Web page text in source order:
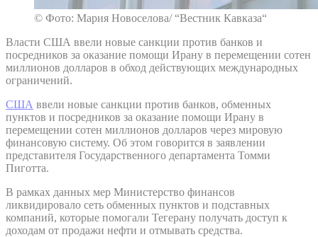
© Фото: Мария Новоселова/ “Вестник Кавказа“
Власти США ввели новые санкции против банков и
посредников за оказание помощи Ирану в перемещении сотен
миллионов долларов в обход действующих международных
ограничений.
США ввели новые санкции против банков, обменных
пунктов и посредников за оказание помощи Ирану в
перемещении сотен миллионов долларов через мировую
финансовую систему. Об этом говорится в заявлении
представителя Государственного департамента Томми
Пиготта.
В рамках данных мер Министерство финансов
ликвидировало сеть обменных пунктов и подставных
компаний, которые помогали Тегерану получать доступ к
доходам от продажи нефти и отмывать средства.